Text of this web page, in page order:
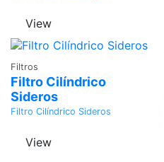
View
Filtros
Filtro Cilíndrico
Sideros
Filtro Cilíndrico Sideros
View